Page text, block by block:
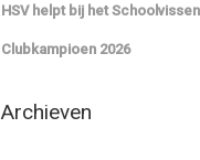
HSV helpt bij het Schoolvissen
Clubkampioen 2026
Archieven